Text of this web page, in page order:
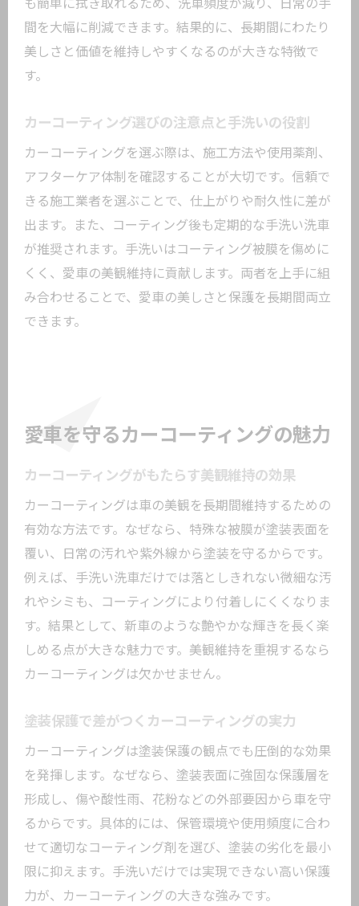
効率的なカーコーティング活用術
カーコーティングの施工タイミングを最
方法
短時間で仕上がるカーコーティング活用
法
カーコーティングを賢く選ぶチェックポ
イント
カーコーティングによるメンテナンス時
短術
カーコーティングで無駄なく愛車を守る
コーティング効果を持続させる秘訣とは
カーコーティング後に避けたいNG行動
カーコーティング後に推奨される洗車頻
度
カーコーティング施工後のトラブル対策
大鳥居駅周辺で叶える理想の車ケア
カーコーティングで理想の車ケアを実現
手洗いとカーコーティングの最適な活用
大鳥居駅近くでプロのカーコーティング
体験
カーコーティング選びで失敗しないポイ
ント
カーコーティングと手洗いで叶う艶やか
な愛車
も簡単に拭き取れるため、洗車頻度が減り、日常の手
間を大幅に削減できます。結果的に、長期間にわたり
美しさと価値を維持しやすくなるのが大きな特徴で
す。
カーコーティング選びの注意点と手洗いの役割
カーコーティングを選ぶ際は、施工方法や使用薬剤、
アフターケア体制を確認することが大切です。信頼で
きる施工業者を選ぶことで、仕上がりや耐久性に差が
出ます。また、コーティング後も定期的な手洗い洗車
が推奨されます。手洗いはコーティング被膜を傷めに
くく、愛車の美観維持に貢献します。両者を上手に組
み合わせることで、愛車の美しさと保護を長期間両立
できます。
愛車を守るカーコーティングの魅力
カーコーティングがもたらす美観維持の効果
カーコーティングは車の美観を長期間維持するための
有効な方法です。なぜなら、特殊な被膜が塗装表面を
覆い、日常の汚れや紫外線から塗装を守るからです。
例えば、手洗い洗車だけでは落としきれない微細な汚
れやシミも、コーティングにより付着しにくくなりま
す。結果として、新車のような艶やかな輝きを長く楽
しめる点が大きな魅力です。美観維持を重視するなら
カーコーティングは欠かせません。
塗装保護で差がつくカーコーティングの実力
カーコーティングは塗装保護の観点でも圧倒的な効果
を発揮します。なぜなら、塗装表面に強固な保護層を
形成し、傷や酸性雨、花粉などの外部要因から車を守
るからです。具体的には、保管環境や使用頻度に合わ
せて適切なコーティング剤を選び、塗装の劣化を最小
限に抑えます。手洗いだけでは実現できない高い保護
力が、カーコーティングの大きな強みです。